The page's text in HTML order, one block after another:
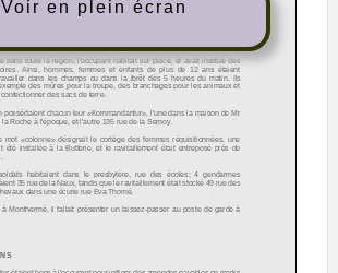
Voir en plein écran